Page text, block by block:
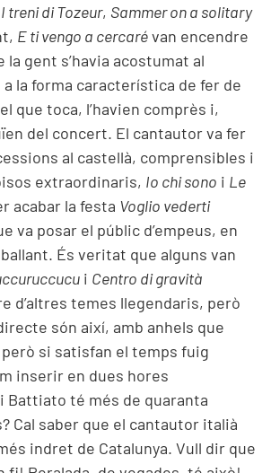
I treni di Tozeur, Sammer on a solitary
E ti vengo a cercarévan encendre
la gent s’havia acostumat al
la forma característica de fer de
que toca, l’havien comprès i,
del concert. El cantautor va fer
al castellà, comprensibles i
extraordinaris, Io chi sono i Le
acabar la festa Voglio vederti
va posar el públic d’empeus, en
És veritat que alguns van
i Centro di gravità
d’altres temes llegendaris, però
són així, amb anhels que
si satisfan el temps fuig
inserir en dues hores
Battiato té més de quaranta
Cal saber que el cantautor italià
indret de Catalunya. Vull dir que